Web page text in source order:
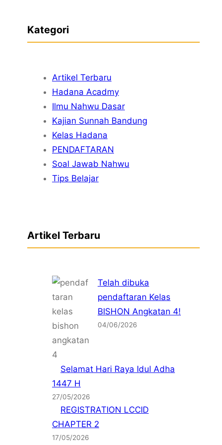
Kategori
Artikel Terbaru
Hadana Acadmy
Ilmu Nahwu Dasar
Kajian Sunnah Bandung
Kelas Hadana
PENDAFTARAN
Soal Jawab Nahwu
Tips Belajar
Artikel Terbaru
Telah dibuka
pendaftaran Kelas
BISHON Angkatan 4!
04/06/2026
Selamat Hari Raya Idul Adha
1447 H
27/05/2026
REGISTRATION LCCID
CHAPTER 2
17/05/2026